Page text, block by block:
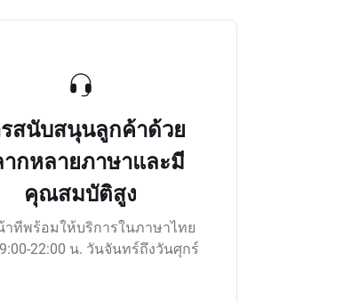
สนับสนุนลูกค้าด้วย
กหลายภาษาและมี
คุณสมบัติสูง
าทีพร้อมให้บริการในภาษาไทย
22:00 น. วันจันทร์ถึงวันศุกร์